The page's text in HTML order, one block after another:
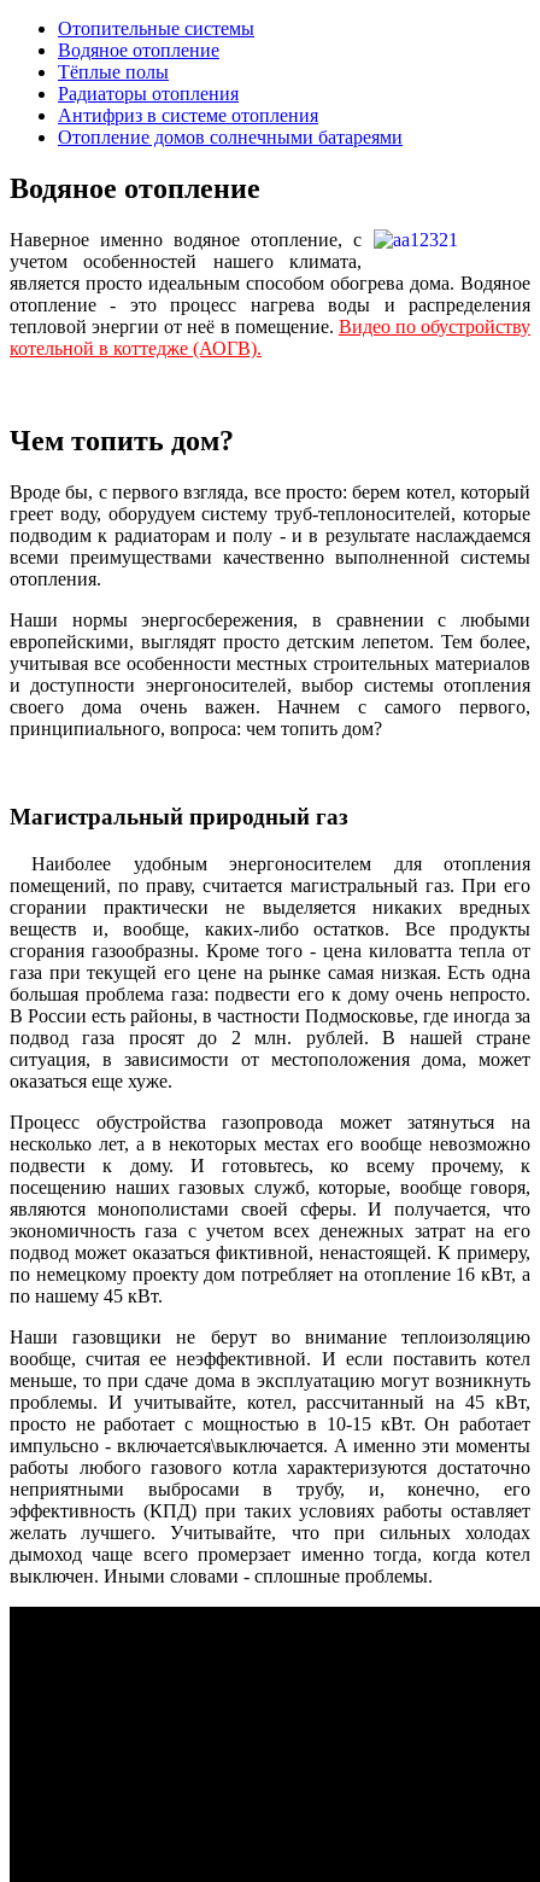
Отопительные системы
Водяное отопление
Тёплые полы
Радиаторы отопления
Антифриз в системе отопления
Отопление домов солнечными батареями
Водяное отопление
Наверное именно водяное отопление, с
учетом особенностей нашего климата,
является просто идеальным способом обогрева дома. Водяное
отопление - это процесс нагрева воды и распределения
тепловой энергии от неё в помещение. Видео по обустройству
котельной в коттедже (АОГВ).
Чем топить дом?
Вроде бы, с первого взгляда, все просто: берем котел, который
греет воду, оборудуем систему труб-теплоносителей, которые
подводим к радиаторам и полу - и в результате наслаждаемся
всеми преимуществами качественно выполненной системы
отопления.
Наши нормы энергосбережения, в сравнении с любыми
европейскими, выглядят просто детским лепетом. Тем более,
учитывая все особенности местных строительных материалов
и доступности энергоносителей, выбор системы отопления
своего дома очень важен. Начнем с самого первого,
принципиального, вопроса: чем топить дом?
Магистральный природный газ
Наиболее удобным энергоносителем для отопления
помещений, по праву, считается магистральный газ. При его
сгорании практически не выделяется никаких вредных
веществ и, вообще, каких-либо остатков. Все продукты
сгорания газообразны. Кроме того - цена киловатта тепла от
газа при текущей его цене на рынке самая низкая. Есть одна
большая проблема газа: подвести его к дому очень непросто.
В России есть районы, в частности Подмосковье, где иногда за
подвод газа просят до 2 млн. рублей. В нашей стране
ситуация, в зависимости от местоположения дома, может
оказаться еще хуже.
Процесс обустройства газопровода может затянуться на
несколько лет, а в некоторых местах его вообще невозможно
подвести к дому. И готовьтесь, ко всему прочему, к
посещению наших газовых служб, которые, вообще говоря,
являются монополистами своей сферы. И получается, что
экономичность газа с учетом всех денежных затрат на его
подвод может оказаться фиктивной, ненастоящей. К примеру,
по немецкому проекту дом потребляет на отопление 16 кВт, а
по нашему 45 кВт.
Наши газовщики не берут во внимание теплоизоляцию
вообще, считая ее неэффективной. И если поставить котел
меньше, то при сдаче дома в эксплуатацию могут возникнуть
проблемы. И учитывайте, котел, рассчитанный на 45 кВт,
просто не работает с мощностью в 10-15 кВт. Он работает
импульсно - включается\выключается. А именно эти моменты
работы любого газового котла характеризуются достаточно
неприятными выбросами в трубу, и, конечно, его
эффективность (КПД) при таких условиях работы оставляет
желать лучшего. Учитывайте, что при сильных холодах
дымоход чаще всего промерзает именно тогда, когда котел
выключен. Иными словами - сплошные проблемы.